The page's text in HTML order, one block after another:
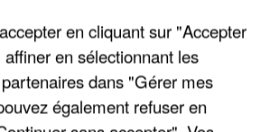
en cliquant sur "Accepter
en sélectionnant les
dans "Gérer mes
également refuser en